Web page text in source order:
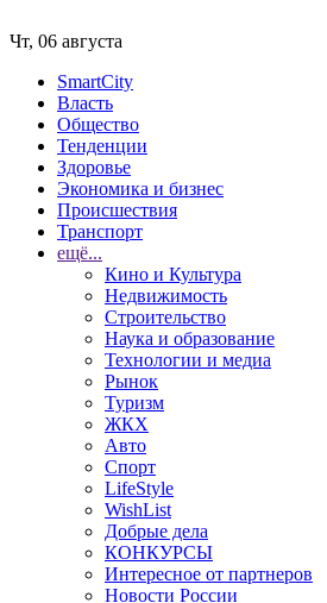
Чт, 06 августа
SmartCity
Власть
Общество
Тенденции
Здоровье
Экономика и бизнес
Происшествия
Транспорт
ещё...
Кино и Культура
Недвижимость
Строительство
Наука и образование
Технологии и медиа
Рынок
Туризм
ЖКХ
Авто
Спорт
LifeStyle
WishList
Добрые дела
КОНКУРСЫ
Интересное от партнеров
Новости России